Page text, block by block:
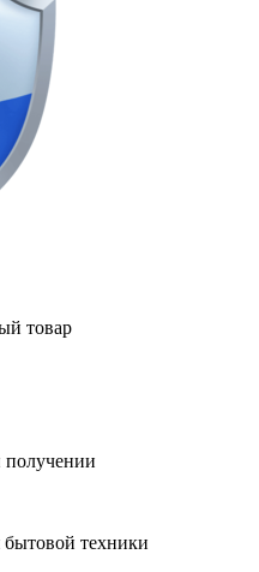
товар
получении
бытовой техники